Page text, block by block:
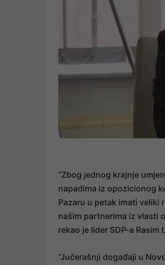
“Zbog jednog krajnje
napadima iz opozicionog
Pazaru u petak imati veliki
našim partnerima iz vlasti
rekao je lider SDP-a
“Jučerašnji događaji u